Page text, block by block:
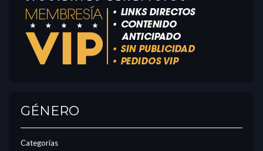
GÉNERO
Categorías